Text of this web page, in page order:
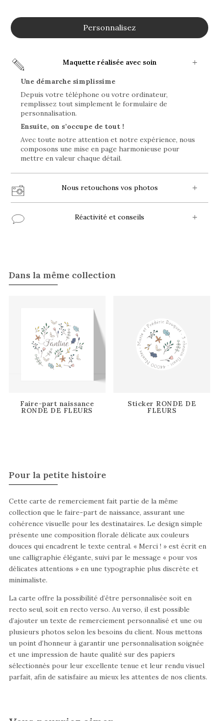
Personnalisez
Maquette réalisée avec soin
Une démarche simplissime
Depuis votre téléphone ou votre ordinateur,
remplissez tout simplement le formulaire de
personnalisation.
Ensuite, on s’occupe de tout !
Avec toute notre attention et notre expérience, nous
composons une mise en page harmonieuse pour
mettre en valeur chaque détail.
Nous retouchons vos photos
Réactivité et conseils
Dans la même collection
Faire-part naissance
RONDE DE FLEURS
Sticker RONDE DE
FLEURS
Pour la petite histoire
Cette carte de remerciement fait partie de la même
collection que le faire-part de naissance, assurant une
cohérence visuelle pour les destinataires. Le design simple
présente une composition florale délicate aux couleurs
douces qui encadrent le texte central. « Merci ! » est écrit en
une calligraphie élégante, suivi par le message « pour vos
délicates attentions » en une typographie plus discrète et
minimaliste.
La carte offre la possibilité d’être personnalisée soit en
recto seul, soit en recto verso. Au verso, il est possible
d’ajouter un texte de remerciement personnalisé et une ou
plusieurs photos selon les besoins du client. Nous mettons
un point d’honneur à garantir une personnalisation soignée
et une impression de haute qualité sur des papiers
sélectionnés pour leur excellente tenue et leur rendu visuel
parfait, afin de satisfaire au mieux les attentes de nos clients.